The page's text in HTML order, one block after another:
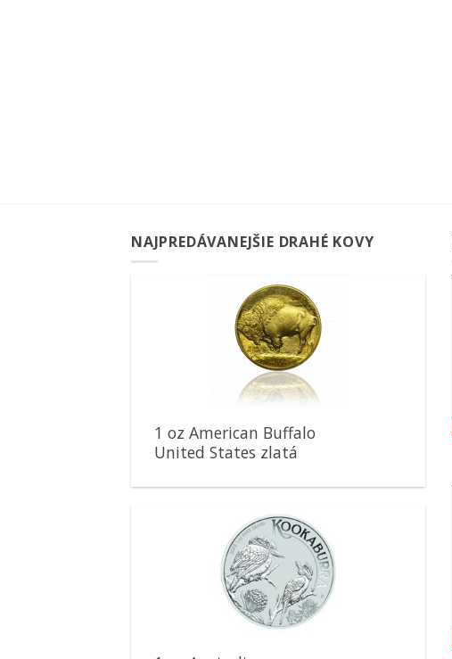
NAJPREDÁVANEJŠIE DRAHÉ KOVY
Pridať k
obľúbeným
1 oz American Buffalo
United States zlatá
Pridať k
obľúbeným